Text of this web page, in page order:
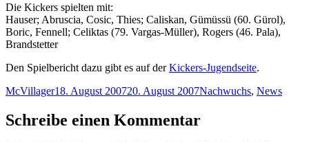
Die Kickers spielten mit:
Hauser; Abruscia, Cosic, Thies; Caliskan, Gümüssü (60. Gürol),
Boric, Fennell; Celiktas (79. Vargas-Müller), Rogers (46. Pala),
Brandstetter
Den Spielbericht dazu gibt es auf derKickers-Jugendseite.
Autor
McVillagerVeröffentlicht
18. August 200720. August 2007Kategorien
Nachwuchs, News
Schreibe einen Kommentar